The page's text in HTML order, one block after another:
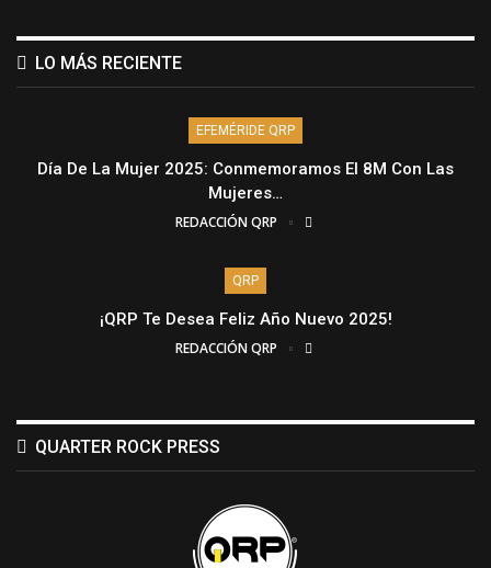
LO MÁS RECIENTE
EFEMÉRIDE QRP
Día De La Mujer 2025: Conmemoramos El 8M Con Las
Mujeres…
REDACCIÓN QRP
QRP
¡QRP Te Desea Feliz Año Nuevo 2025!
REDACCIÓN QRP
QUARTER ROCK PRESS